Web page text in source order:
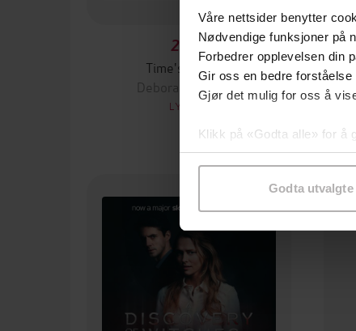
Våre nettsider benytter
Nødvendige funksjoner på
Forbedrer opplevelsen din
Gir oss en bedre
Gjør det mulig for oss å
Klikk på «Godta alle» for å
samtykke til spesifikke
Godta utvalgte
296,-
Time's Convert
Deborah Harkness
LYDBOK